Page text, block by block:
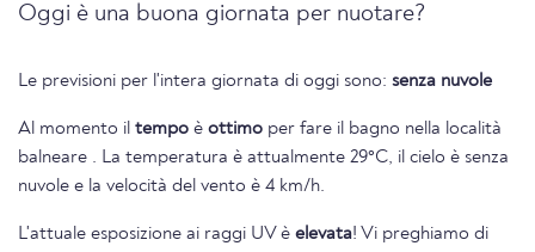
Oggi è una buona giornata per nuotare?
Le previsioni per l'intera giornata di oggi sono: senza nuvole
Al momento il tempo è ottimo per fare il bagno nella località
balneare . La temperatura è attualmente 29°C, il cielo è senza
nuvole e la velocità del vento è 4 km/h.
L'attuale esposizione ai raggi UV è elevata! Vi preghiamo di